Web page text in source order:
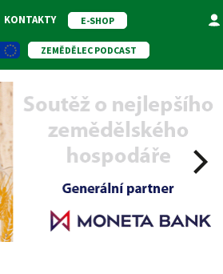
KONTAKTY E-SHOP
ZEMĚDĚLEC PODCAST